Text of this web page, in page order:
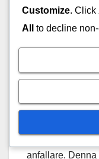
Lag som
balansera sina
försvaret
Starka
2-4-4-
offensiv
anfallare.
Customize. Click
All
to decline